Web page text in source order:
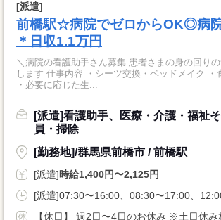
[派遣]
前橋駅☆病院でゼロからOK◎病
＊日収1.1万円
＼病院の看護助手さん募集 患者さまの身の回り
します 仕事内容 ・シーツ交換・ベッドメイク ・
・必要に応じた生...
[派遣]看護助手、医療・介護・福祉
員・掃除
[勤務地]/群馬県前橋市 / 前橋駅
[派遣]時給1,400円〜2,125円
[派遣]07:30〜16:00、08:30〜17:00、